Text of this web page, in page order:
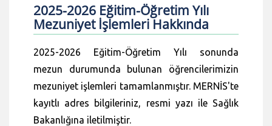
2025-2026 Eğitim-Öğretim Yılı
Mezuniyet İşlemleri Hakkında
2025-2026 Eğitim-Öğretim Yılı sonunda
mezun durumunda bulunan öğrencilerimizin
mezuniyet işlemleri tamamlanmıştır. MERNİS'te
kayıtlı adres bilgileriniz, resmi yazı ile Sağlık
Bakanlığına iletilmiştir.